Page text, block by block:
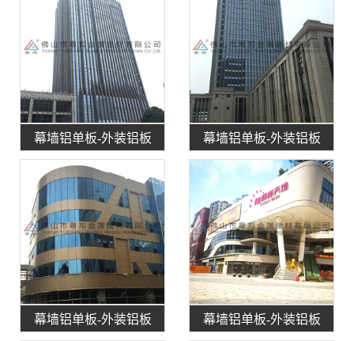
幕墙铝单板-外装铝板 幕墙铝单板-外装铝板
幕墙铝单板-外装铝板 幕墙铝单板-外装铝板